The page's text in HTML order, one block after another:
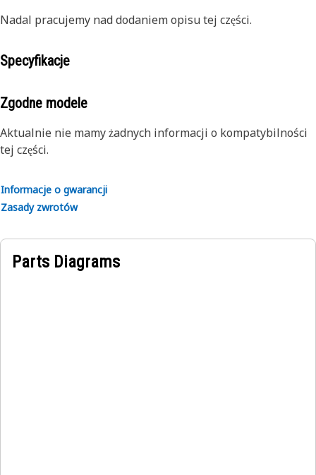
Nadal pracujemy nad dodaniem opisu tej części.
Specyfikacje
Zgodne modele
Aktualnie nie mamy żadnych informacji o kompatybilności
tej części.
Informacje o gwarancji
Zasady zwrotów
Parts Diagrams